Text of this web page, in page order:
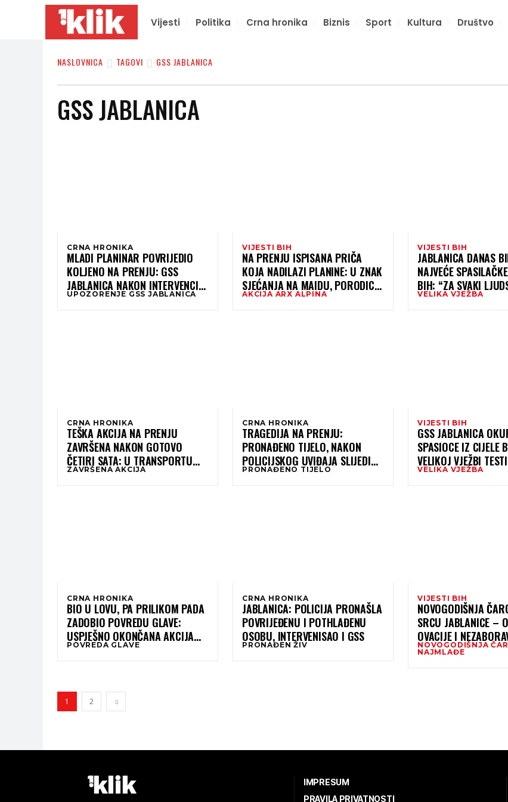
Vijesti Politika Crna hronika Biznis Sport Kultura Društvo
NASLOVNICA TAGOVI GSS JABLANICA
GSS JABLANICA
CRNA HRONIKA
MLADI PLANINAR POVRIJEDIO
KOLJENO NA PRENJU: GSS
JABLANICA NAKON INTERVENCIJE
UPUTIO VAŽNO UPOZORENJE
UPOZORENJE GSS JABLANICA
VIJESTI BIH
NA PRENJU ISPISANA PRIČA
KOJA NADILAZI PLANINE: U ZNAK
SJEĆANJA NA MAIDU, PORODICA
BRKANOVIĆ DONIRALA BIVAK –
AKCIJA ARX ALPINA
VIJESTI BIH
JABLANICA DANAS
NAJVEĆE
BIH: “ZA SVAKI
2026.” (FOTO)
VELIKA VJEŽBA
CRNA HRONIKA
TEŠKA AKCIJA NA PRENJU
ZAVRŠENA NAKON GOTOVO
ČETIRI SATA: U TRANSPORTU
SMRTNO STRADALE OSOBE
ZAVRŠENA AKCIJA
CRNA HRONIKA
TRAGEDIJA NA PRENJU:
PRONAĐENO TIJELO, NAKON
POLICIJSKOG UVIĐAJA SLIJEDI
IZUZETNO ZAHTJEVNA AKCIJA
PRONAĐENO TIJELO
VIJESTI BIH
GSS JABLANICA
SPASIOCE IZ CIJELE
VELIKOJ VJEŽBI
SPREMNOST ZA
VELIKA VJEŽBA
CRNA HRONIKA
BIO U LOVU, PA PRILIKOM PADA
ZADOBIO POVREDU GLAVE:
USPJEŠNO OKONČANA AKCIJA
GSS-A JABLANICA KOD IZVORA
POVREDA GLAVE
CRNA HRONIKA
JABLANICA: POLICIJA PRONAŠLA
POVRIJEĐENU I POTHLAĐENU
OSOBU, INTERVENISAO I GSS
PRONAĐEN ŽIV
VIJESTI BIH
NOVOGODIŠNJA
SRCU JABLANICE –
OVACIJE I
IZNENAĐENJA ZA
NOVOGODIŠNJA
NAJMLAĐE
1 2
IMPRESUM
PRAVILA PRIVATNOSTI